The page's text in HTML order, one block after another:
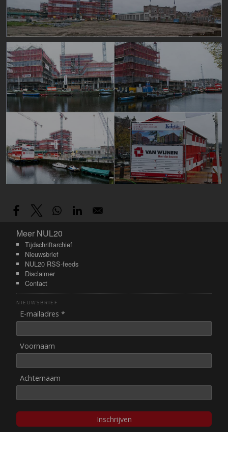
Image
Meer NUL20
Meer NUL20
Tijdschriftarchief
Nieuwsbrief
NUL20 RSS-feeds
Disclaimer
Contact
NIEUWSBRIEF
E-mailadres *
Voornaam
Achternaam
Inschrijven